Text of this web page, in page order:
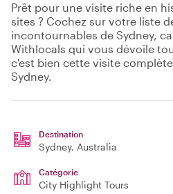
Prêt pour une visite riche en
sites ? Cochez sur votre liste
incontournables de Sydney,
Withlocals qui vous dévoile
c'est bien cette visite
Sydney.
Destination
Sydney, Australia
Catégorie
City Highlight Tours